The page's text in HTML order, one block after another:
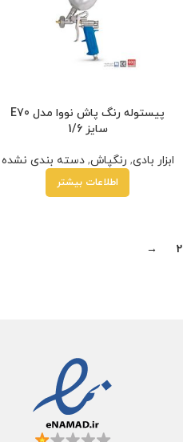
پیستوله رنگ پاش نووا مدل E70
سایز 1/6
ابزار بادی, رنگپاش,دسته بندی نشده
اطلاعات بیشتر
2
→